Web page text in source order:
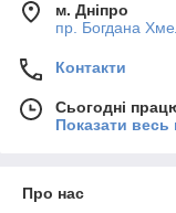
м. Дніпро
пр. Богдана
Контакти
Сьогодні
Показати весь
Про нас